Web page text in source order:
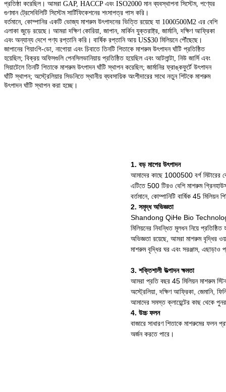
প্রতিষ্ঠা করেছিল। আমরা GAP, HACCP এবং ISO2000 মান ব্যবস্থাপনা সিস্টেম, পণ্যের
গুণমান ট্রেসেবিলিটি সিস্টেম সার্টিফিকেশনের শংসাপত্র পাস করি।
বর্তমানে, কোম্পানির একটি ভোজ্য মাশরুম উৎপাদনের ভিত্তি রয়েছে যা 1000500M2 এর বেশি
এলাকা জুড়ে রয়েছে। আমরা দক্ষিণ কোরিয়া, জাপান, মার্কিন যুক্তরাষ্ট্র, জার্মানি, দক্ষিণ আফ্রিকা
এবং অন্যান্য দেশে পণ্য রপ্তানি করি। বার্ষিক রপ্তানি আয় US$30 মিলিয়নে পৌঁছেছে।
জাপানের গিয়াংগি-ডো, নাগোয়া এবং চিবাতে তিনটি শিতাকে মাশরুম উৎপাদন ঘাঁটি প্রতিষ্ঠিত
হয়েছিল; বিক্রয় অফিসগুলি পেনসিলভানিয়ায় প্রতিষ্ঠিত হয়েছিল এবং আটলান্টা, নিউ জার্সি এবং
সিয়াটেলে তিনটি শিতাকে মাশরুম উৎপাদন ঘাঁটি স্থাপন করেছিল; জার্মানির ফ্রাঙ্কফুর্টে উৎপাদন
ঘাঁটি স্থাপন; অস্ট্রেলিয়ার সিডনিতে স্থানীয় ব্যবসায়িক অংশীদারের সাথে নতুন শিটকে মাশরুম
উৎপাদন ঘাঁটি স্থাপন করা হচ্ছে।
1. বড় মাপের উৎপাদন
আমাদের কাছে 1000500 বর্গ মিটারের
এটিতে 500 টিরও বেশি মাশরুম
বর্তমানে, কোম্পানিটি বার্ষিক 45
2. সমৃদ্ধ অভিজ্ঞতা
Shandong QiHe Bio
মিলিয়নের নিবন্ধিত মূলধন নিয়ে
অভিজ্ঞতা রয়েছে, আমরা মাশরুম বৃদ্ধির
মাশরুম বৃদ্ধির ঘর এবং সরঞ্জাম, এছাড়াও
3. শক্তিশালী উত্পাদন ক্ষমতা
আমরা প্রতি বছর 45 মিলিয়ন মাশরুম স্টিক
অস্ট্রেলিয়া, দক্ষিণ আফ্রিকা, জেমানি,
আমাদের সমস্ত ক্লায়েন্টের কাছ থেকে
4. উচ্চ ফলন
বাজারে সাধারণ শিতাকে মাশরুমের ফলন
অর্জন করতে পারে।